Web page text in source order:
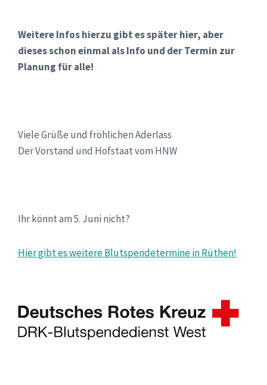
Weitere Infos hierzu gibt es später hier, aber
dieses schon einmal als Info und der Termin zur
Planung für alle!
Viele Grüße und fröhlichen Aderlass
Der Vorstand und Hofstaat vom HNW
Ihr könnt am 5. Juni nicht?
Hier gibt es weitere Blutspendetermine in Rüthen!